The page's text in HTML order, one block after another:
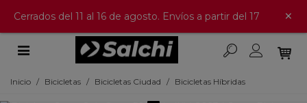
Cerrados del 11 al 16 de agosto. Envíos a partir del 17 ×
Inicio / Bicicletas / Bicicletas Ciudad / Bicicletas Híbridas